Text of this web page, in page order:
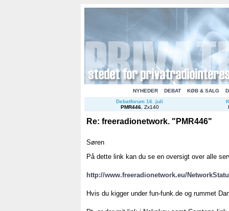
NYHEDER DEBAT KØB & SALG
Debatforum 16. juli
PMR446. Zx140
Re: freeradionetwork. "PMR446"
Søren
På dette link kan du se en oversigt over alle
http://www.freeradionetwork.eu/
Hvis du kigger under fun-funk.de og rummet